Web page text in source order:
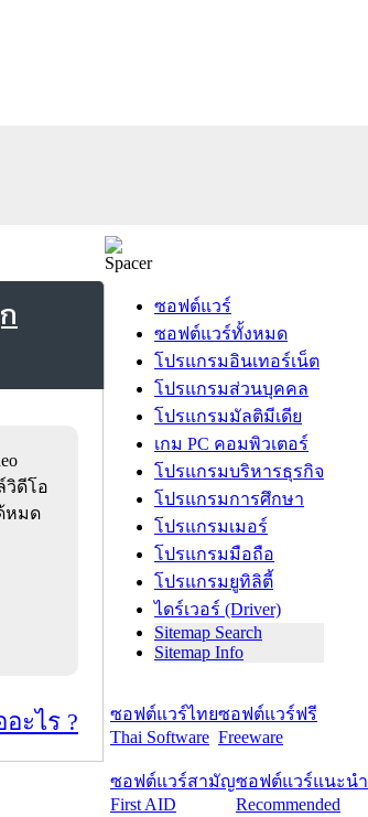
วิดีโอ
หมด
อะไร ?
ซอฟต์แวร์
ซอฟต์แวร์ทั้งหมด
โปรแกรมอินเทอร์เน็ต
โปรแกรมส่วนบุคคล
โปรแกรมมัลติมีเดีย
เกม PC คอมพิวเตอร์
โปรแกรมบริหารธุรกิจ
โปรแกรมการศึกษา
โปรแกรมเมอร์
โปรแกรมมือถือ
โปรแกรมยูทิลิตี้
ไดร์เวอร์ (Driver)
Sitemap Search
Sitemap Info
ซอฟต์แวร์ไทย
Thai Software
ซอฟต์แวร์ฟรี
Freeware
ซอฟต์แวร์สามัญ
First AID
ซอฟต์แวร์แนะนำ
Recommended